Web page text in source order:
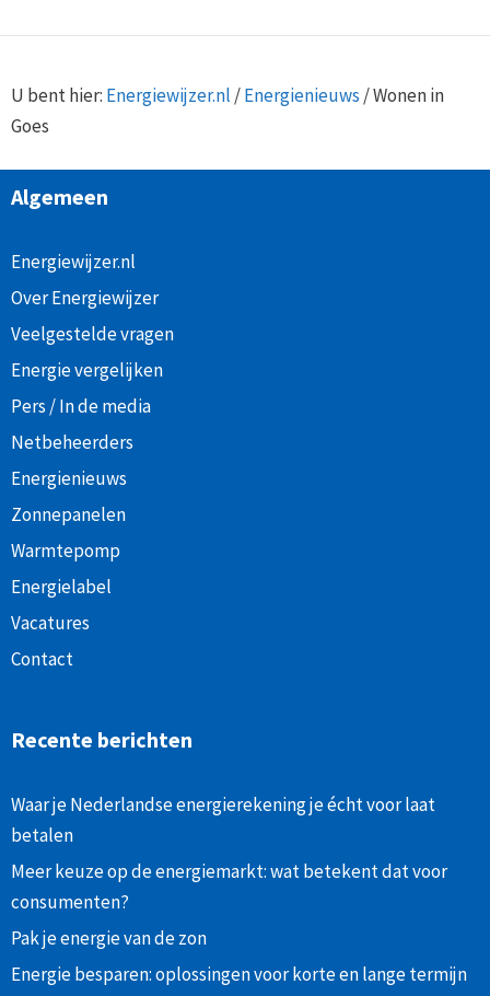
U bent hier: Energiewijzer.nl /Energienieuws /Wonen in
Goes
Algemeen
Energiewijzer.nl
Over Energiewijzer
Veelgestelde vragen
Energie vergelijken
Pers / In de media
Netbeheerders
Energienieuws
Zonnepanelen
Warmtepomp
Energielabel
Vacatures
Contact
Recente berichten
Waar je Nederlandse energierekening je écht voor laat
betalen
Meer keuze op de energiemarkt: wat betekent dat voor
consumenten?
Pak je energie van de zon
Energie besparen: oplossingen voor korte en lange termijn